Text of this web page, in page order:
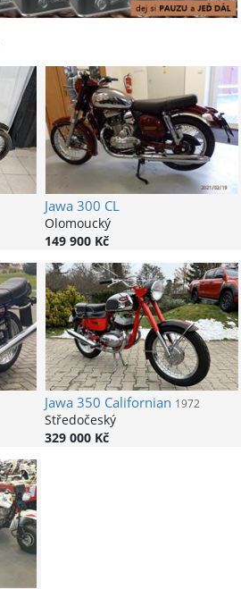
Jawa300 CL
Olomoucký
149 900 Kč
Jawa350 Californian 1972
Středočeský
329 000 Kč